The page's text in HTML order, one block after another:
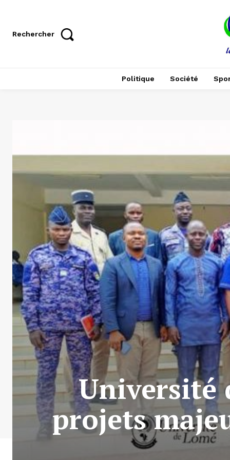
Rechercher
Politique Société
Université
projets